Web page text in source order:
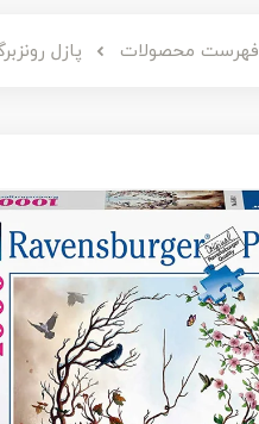
فهرست محصولات پازل رونزبرگر 1000 تکه «گوزن جادویی»